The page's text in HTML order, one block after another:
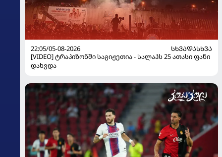
22:05/05-08-2026
ᲡᲮᲕᲐᲓᲐᲡᲮᲕᲐ
[VIDEO] ტრაპიზონში საგიჟეთია - სალაჰს 25 ათასი ფანი
დახვდა